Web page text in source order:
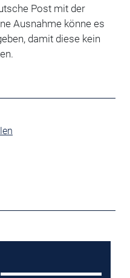
Post mit der
Ausnahme könne es
damit diese kein